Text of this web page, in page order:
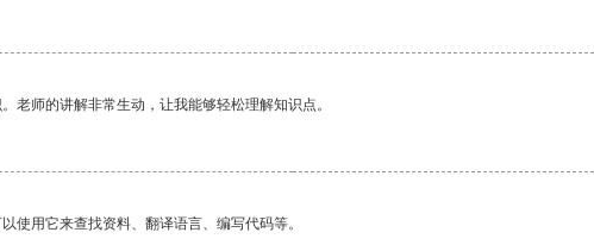
老师的讲解非常生动，让我能够轻松理解知识点。
使用它来查找资料、翻译语言、编写代码等。